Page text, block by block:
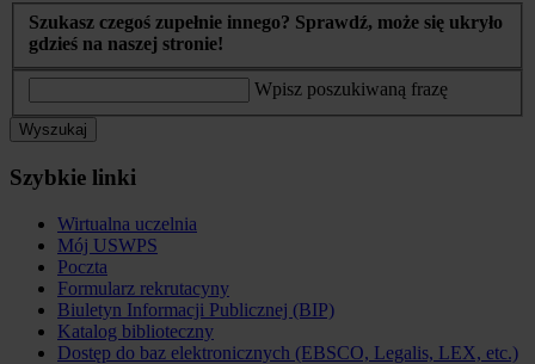
Szukasz czegoś zupełnie innego? Sprawdź, może się ukryło
gdzieś na naszej stronie!
Wpisz poszukiwaną frazę
Wyszukaj
Szybkie linki
Wirtualna uczelnia
Mój USWPS
Poczta
Formularz rekrutacyny
Biuletyn Informacji Publicznej (BIP)
Katalog biblioteczny
Dostęp do baz elektronicznych (EBSCO, Legalis, LEX, etc.)